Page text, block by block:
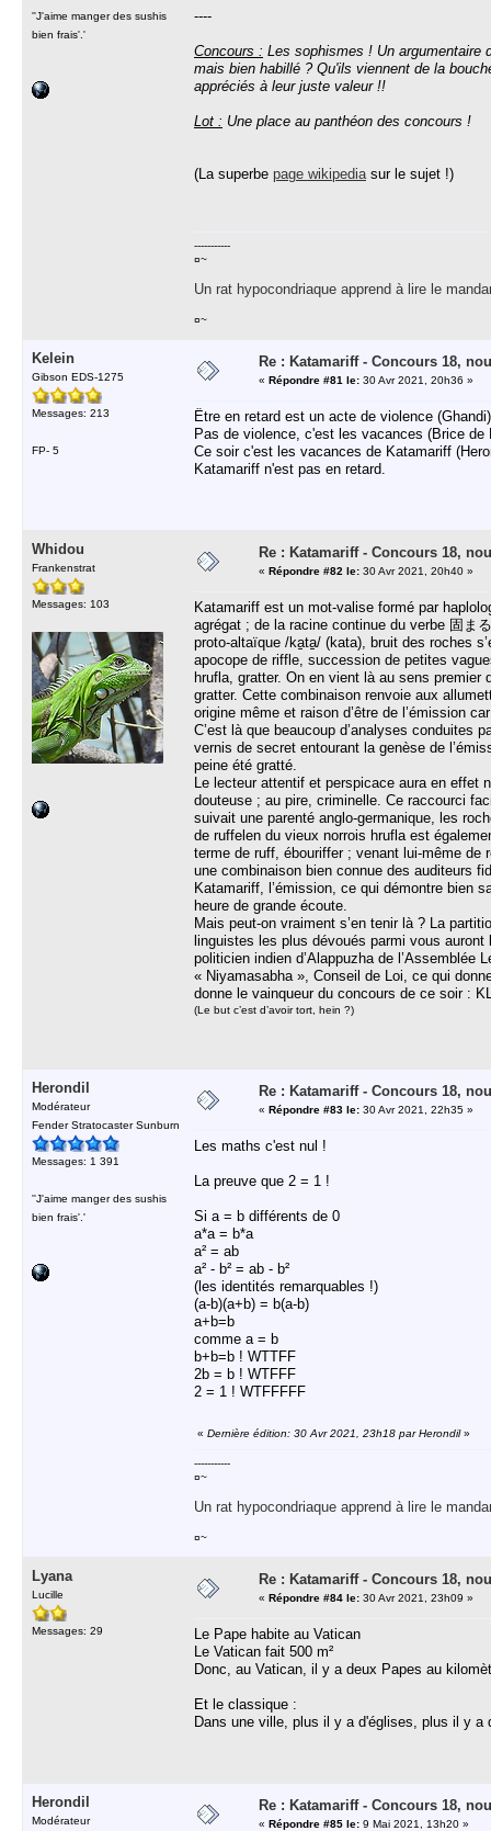
''J'aime manger des sushis
bien frais'.'
----
Concours : Les sophismes ! Un argumentaire
mais bien habillé ? Qu'ils viennent de la
appréciés à leur juste valeur !!
Lot : Une place au panthéon des concours !
(La superbe page wikipediasur le sujet !)
-----------
¤~
Un rat hypocondriaque apprend à lire le
¤~
Kelein
Gibson EDS-1275
Messages: 213
FP- 5
Re : Katamariff - Concours 18,
« Répondre #81 le: 30 Avr 2021, 20h36 »
Être en retard est un acte de violence (Ghandi)
Pas de violence, c'est les vacances (Brice de
Ce soir c'est les vacances de Katamariff
Katamariff n'est pas en retard.
Whidou
Frankenstrat
Messages: 103
Re : Katamariff - Concours 18,
« Répondre #82 le: 30 Avr 2021, 20h40 »
Katamariff est un mot-valise formé par
agrégat ; de la racine continue du verbe 固ま
proto-altaïque /ka̠ta̠/ (kata), bruit des roches
apocope de riffle, succession de petites
hrufla, gratter. On en vient là au sens
gratter. Cette combinaison renvoie aux
origine même et raison d’être de l’émission
C’est là que beaucoup d’analyses conduites
vernis de secret entourant la genèse de
peine été gratté.
Le lecteur attentif et perspicace aura en effet
douteuse ; au pire, criminelle. Ce raccourci
suivait une parenté anglo-germanique, les
de ruffelen du vieux norrois hrufla est
terme de ruff, ébouriffer ; venant lui-même de
une combinaison bien connue des auditeurs
Katamariff, l’émission, ce qui démontre bien
heure de grande écoute.
Mais peut-on vraiment s’en tenir là ? La
linguistes les plus dévoués parmi vous
politicien indien d’Alappuzha de
« Niyamasabha », Conseil de Loi, ce qui
donne le vainqueur du concours de ce soir :
(Le but c’est d’avoir tort, hein ?)
Herondil
Modérateur
Fender Stratocaster Sunburn
Messages: 1 391
''J'aime manger des sushis
bien frais'.'
Re : Katamariff - Concours 18,
« Répondre #83 le: 30 Avr 2021, 22h35 »
Les maths c'est nul !
La preuve que 2 = 1 !
Si a = b différents de 0
a*a = b*a
a² = ab
a² - b² = ab - b²
(les identités remarquables !)
(a-b)(a+b) = b(a-b)
a+b=b
comme a = b
b+b=b ! WTTFF
2b = b ! WTFFF
2 = 1 ! WTFFFFF
« Dernière édition: 30 Avr 2021, 23h18 par Herondil»
-----------
¤~
Un rat hypocondriaque apprend à lire le
¤~
Lyana
Lucille
Messages: 29
Re : Katamariff - Concours 18,
« Répondre #84 le: 30 Avr 2021, 23h09 »
Le Pape habite au Vatican
Le Vatican fait 500 m²
Donc, au Vatican, il y a deux Papes au
Et le classique :
Dans une ville, plus il y a d'églises, plus il y a
Herondil
Modérateur
Re : Katamariff - Concours 18,
« Répondre #85 le: 9 Mai 2021, 13h20 »